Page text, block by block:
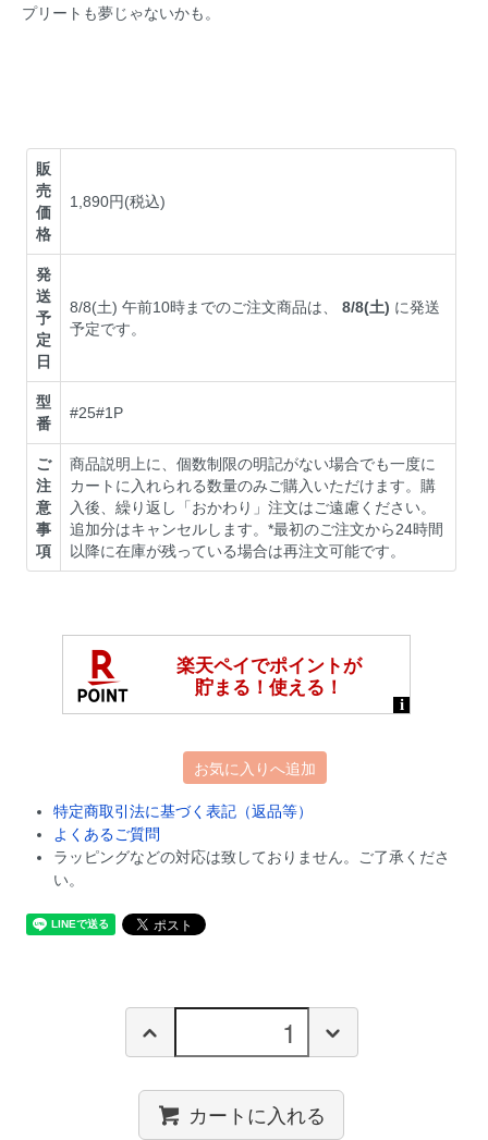
プリートも夢じゃないかも。
販
売
価
格
1,890円(税込)
発
送
予
定
日
8/8(土) 午前10時までのご注文商品は、8/8(土) に発送
予定です。
型
番
#25#1P
ご
注
意
事
項
商品説明上に、個数制限の明記がない場合でも一度に
カートに入れられる数量のみご購入いただけます。購
入後、繰り返し「おかわり」注文はご遠慮ください。
追加分はキャンセルします。*最初のご注文から24時間
以降に在庫が残っている場合は再注文可能です。
お気に入りへ追加
特定商取引法に基づく表記（返品等）
よくあるご質問
ラッピングなどの対応は致しておりません。ご了承くださ
い。
カートに入れる